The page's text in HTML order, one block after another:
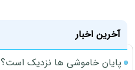
آخرین اخبار
پایان خاموشی ها نزدیک است؟